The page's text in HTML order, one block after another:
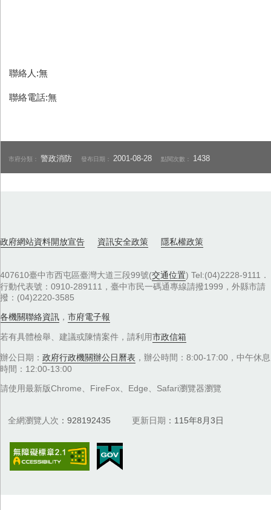
聯絡人:無
聯絡電話:無
市府分類：警政消防 發布日期： 2001-08-28 點閱次數： 1438
政府網站資料開放宣告 資訊安全政策 隱私權政策
407610臺中市西屯區臺灣大道三段99號(交通位置) Tel:(04)2228-9111．
行動代表號：0910-289111，臺中市民一碼通專線請撥1999，外縣市請
撥：(04)2220-3585
各機關聯絡資訊 ， 市府電子報
若有具體檢舉、建議或陳情案件，請利用市政信箱
辦公日期： 政府行政機關辦公日曆表 ，辦公時間：8:00-17:00，中午休息
時間：12:00-13:00
請使用最新版Chrome、FireFox、Edge、Safari瀏覽器瀏覽
全網瀏覽人次 928192435 更新日期 115年8月3日